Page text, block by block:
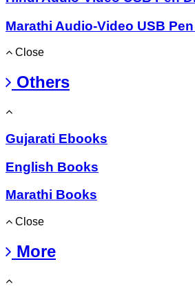
Marathi Audio-Video USB
Close
Others
Gujarati Ebooks
English Books
Marathi Books
Close
More